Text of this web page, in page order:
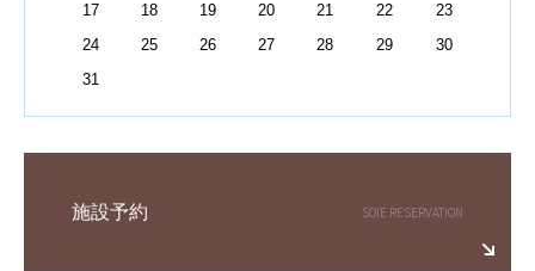
17
18 19 20 21 22
23
24
25 26 27 28 29
30
31
施設予約